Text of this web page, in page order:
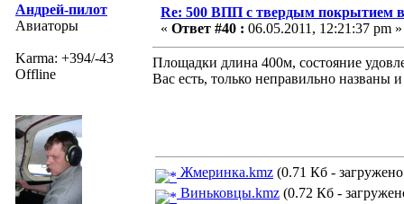
Андрей-пилот
Авиаторы
Karma: +394/-43
Offline
Re: 500 ВПП с твердым покрытием
« Ответ #40 : 06.05.2011, 12:21:37 pm »
Площадки длина 400м, состояние
Вас есть, только неправильно названы
Жмеринка.kmz (0.71 Кб -
Виньковцы.kmz (0.72 Кб -